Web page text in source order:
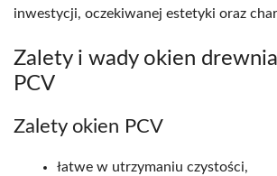
inwestycji, oczekiwanej estetyki oraz
Zalety i wady okien
PCV
Zalety okien PCV
łatwe w utrzymaniu czystości,